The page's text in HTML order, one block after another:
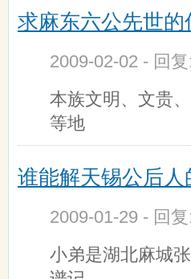
求麻东六公先世的
2009-02-02 - 回
本族文明、文贵
等地
谁能解天锡公后人
2009-01-29 - 回
小弟是湖北麻城